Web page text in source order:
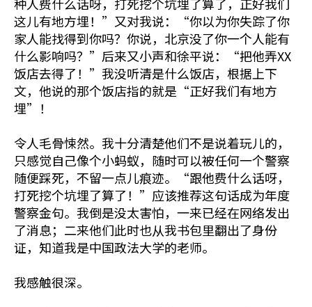
这儿有地方埋！”又对我说：“你以为你失踪了你
家人能找得到你吗？你说，北京没了你一个人能有
什么影响吗？”后来又小声和徐平说：“把他弄XX
饭店去得了！”我没听清是什么饭店，根据上下
文，他说的那个饭店指的就是“正好我们有地方
埋”！
令人毛骨悚然。我十分清楚他们不是说着玩儿的，
只感觉自己像个小蚂蚁，随时可以被任何一个警察
随便踩死，不留一点儿痕迹。“跟他费什么话呀，
打死挖个坑埋了算了！”应该推荐这句话成为年度
警察金句。我倒是没太害怕，一来已经在网络发出
了消息；二来他们此时也从我书包里翻出了身份
证，知道我是中国政法大学的老师。
我感触很深。